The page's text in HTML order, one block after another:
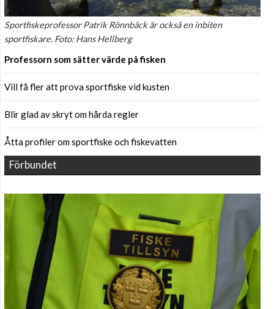
Sportfiskeprofessor Patrik Rönnbäck är också en inbiten
sportfiskare. Foto: Hans Hellberg
Professorn som sätter värde på fisken
Vill få fler att prova sportfiske vid kusten
Blir glad av skryt om hårda regler
Åtta profiler om sportfiske och fiskevatten
Förbundet